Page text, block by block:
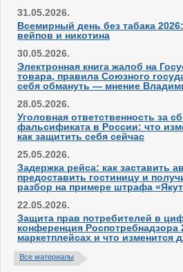
31.05.2026.
Всемирный день без табака
вейпов и никотина
30.05.2026.
Электронная книга жалоб на
товара, правила Союзного
себя обмануть — мнение
28.05.2026.
Уголовная ответственность за
фальсификата в России: что
как защитить себя сейчас
25.05.2026.
Задержка рейса: как заставить
предоставить гостиницу и
разбор на примере штрафа
22.05.2026.
Защита прав потребителей в
конференция Роспотребнадзора
маркетплейсах и что изменится
Все материалы